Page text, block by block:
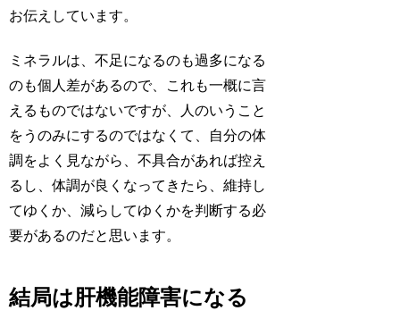
お伝えしています。
ミネラルは、不足になるのも過多になる
のも個人差があるので、これも一概に言
えるものではないですが、人のいうこと
をうのみにするのではなくて、自分の体
調をよく見ながら、不具合があれば控え
るし、体調が良くなってきたら、維持し
てゆくか、減らしてゆくかを判断する必
要があるのだと思います。
結局は肝機能障害になる